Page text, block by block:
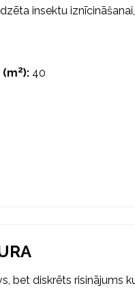
insektu iznīcināšanai,
(m2): 40
bet diskrēts risinājums